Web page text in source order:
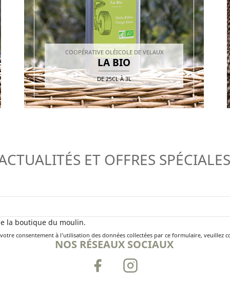
COOPÉRATIVE OLÉICOLE DE VELAUX
LA BIO
DE25CL À 3L
ET OFFRES SPÉCIALES
la boutique du moulin.
consentement à l’utilisation des données collectées par ce formulaire, veuillez
NOS RÉSEAUX SOCIAUX